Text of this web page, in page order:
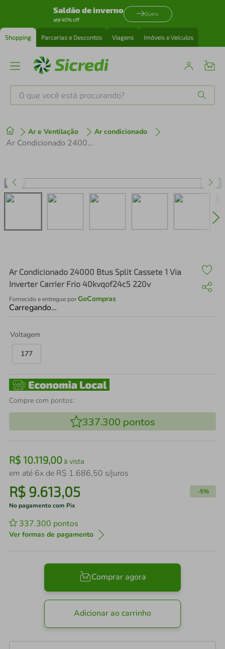
Saldão de inverno
até 40% off
Quero
Shopping Parcerias e Descontos Viagens Imóveis e Veículos
O que você está procurando?
Ar e Ventilação Ar condicionado
Ar Condicionado 24000 Btus Split Cassete 1 Via Inverter Carrier Frio 40kvqof24c5 220v
Ar Condicionado 24000 Btus Split Cassete 1 Via
Inverter Carrier Frio 40kvqof24c5 220v
Fornecido e entregue porGoCompras
Carregando…
Voltagem
177
Compre com pontos:
337.300 pontos
R$ 10.119,00à vista
em até 6x de R$ 1.686,50 s/juros
R$ 9.613,05 -5%
No pagamento com Pix
337.300 pontos
Ver formas de pagamento
Comprar agora
Adicionar ao carrinho
1º tenis
perfume